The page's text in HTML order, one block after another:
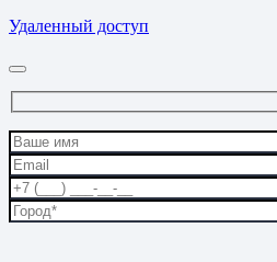
Удаленный доступ